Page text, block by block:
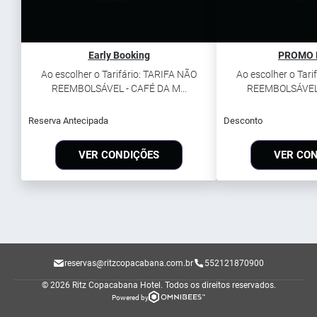
Early Booking
Ao escolher o Tarifário: TARIFA NÃO
REEMBOLSÁVEL - CAFÉ DA M...
Reserva Antecipada
VER CONDIÇÕES
PROMO
Ao escolher o
Desconto
VER
reservas@ritzcopacabana.com.br 552121870900
© 2026 Ritz Copacabana Hotel. Todos os direitos reservados.
Powered by